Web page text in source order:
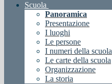
Scuola
Panoramica
Presentazione
I luoghi
Le persone
I numeri della scuola
Le carte della scuola
Organizzazione
La storia